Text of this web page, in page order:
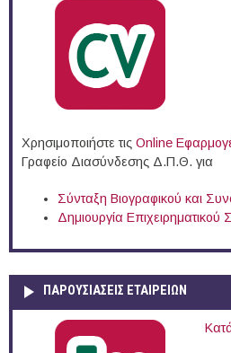
Χρησιμοποιήστε τις Online
Γραφείο Διασύνδεσης Δ.Π.Θ. για
Σύνταξη Βιογραφικού και
Δημιουργία Επιχειρηματικού
ΠΑΡΟΥΣΙΆΣΕΙΣ ΕΤΑΙΡΕΙΏΝ